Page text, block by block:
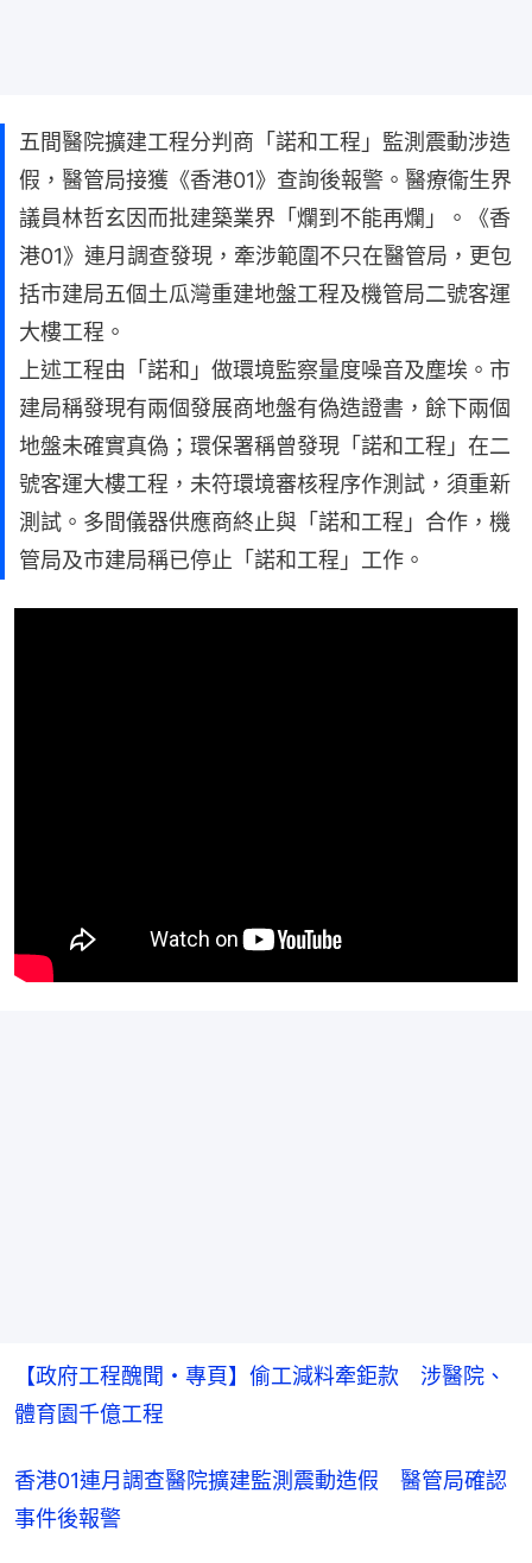
五間醫院擴建工程分判商「諾和工程」監測震動涉造
假，醫管局接獲《香港01》查詢後報警。醫療衞生界
議員林哲玄因而批建築業界「爛到不能再爛」。《香
港01》連月調查發現，牽涉範圍不只在醫管局，更包
括市建局五個土瓜灣重建地盤工程及機管局二號客運
大樓工程。
上述工程由「諾和」做環境監察量度噪音及塵埃。市
建局稱發現有兩個發展商地盤有偽造證書，餘下兩個
地盤未確實真偽；環保署稱曾發現「諾和工程」在二
號客運大樓工程，未符環境審核程序作測試，須重新
測試。多間儀器供應商終止與「諾和工程」合作，機
管局及市建局稱已停止「諾和工程」工作。
【政府工程醜聞・專頁】偷工減料牽鉅款　涉醫院、
體育園千億工程
香港01連月調查醫院擴建監測震動造假 醫管局確認
事件後報警